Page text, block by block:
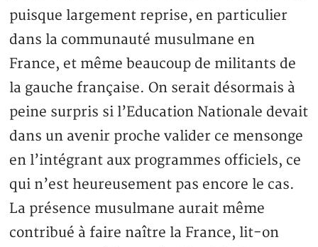
puisque largement reprise, en particulier
dans la communauté musulmane en
France, et même beaucoup de militants de
la gauche française. On serait désormais à
peine surpris si l’Education Nationale devait
dans un avenir proche valider ce mensonge
en l’intégrant aux programmes officiels, ce
qui n’est heureusement pas encore le cas.
La présence musulmane aurait même
contribué à faire naître la France, lit-on